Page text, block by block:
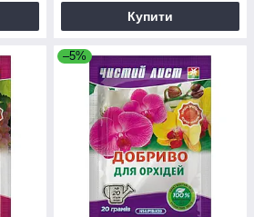
Купити
–5%